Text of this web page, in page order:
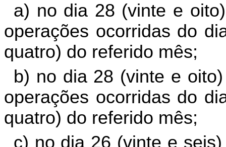
a) no dia 28 (vinte e
operações ocorridas do
quatro) do referido mês;
b) no dia 28 (vinte e
operações ocorridas do
quatro) do referido mês;
c) no dia 26 (vinte e